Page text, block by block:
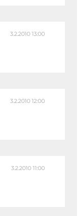
3.2.2010 13:00
3.2.2010 12:00
3.2.2010 11:00